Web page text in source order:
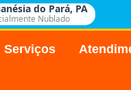
do Pará, PA
Nublado
Serviços